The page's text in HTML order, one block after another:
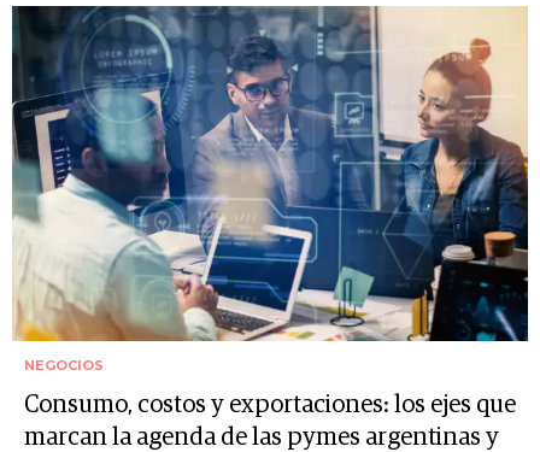
NEGOCIOS
Consumo, costos y exportaciones: los ejes que
marcan la agenda de las pymes argentinas y